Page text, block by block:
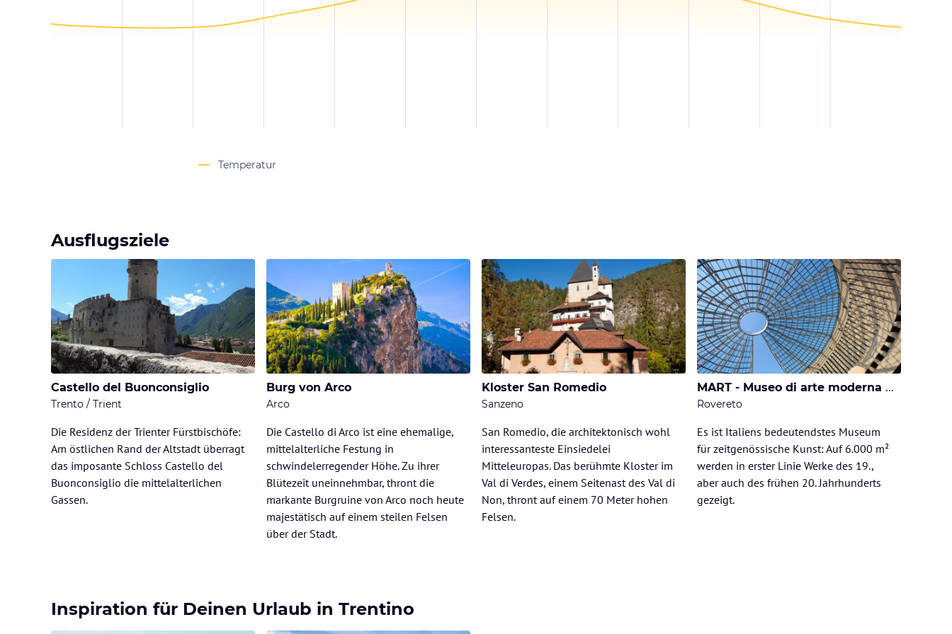
Temperatur
Ausflugsziele
Castello del Buonconsiglio
Trento / Trient
Die Residenz der Trienter Fürstbischöfe:
Am östlichen Rand der Altstadt überragt
das imposante Schloss Castello del
Buonconsiglio die mittelalterlichen
Gassen.
Burg von Arco
Arco
Die Castello di Arco ist eine ehemalige,
mittelalterliche Festung in
schwindelerregender Höhe. Zu ihrer
Blütezeit uneinnehmbar, thront die
markante Burgruine von Arco noch heute
majestätisch auf einem steilen Felsen
über der Stadt.
Kloster San Romedio
Sanzeno
San Romedio, die architektonisch wohl
interessanteste Einsiedelei
Mitteleuropas. Das berühmte Kloster im
Val di Verdes, einem Seitenast des Val di
Non, thront auf einem 70 Meter hohen
Felsen.
MART - Museo di arte moderna e contemporanea
Rovereto
Es ist Italiens bedeutendstes Museum
für zeitgenössische Kunst: Auf 6.000 m²
werden in erster Linie Werke des 19.,
aber auch des frühen 20. Jahrhunderts
gezeigt.
Inspiration für Deinen Urlaub in Trentino